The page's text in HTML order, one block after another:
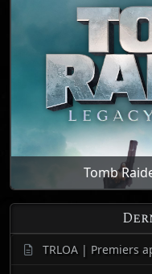
Tomb
TRLOA | Premiers